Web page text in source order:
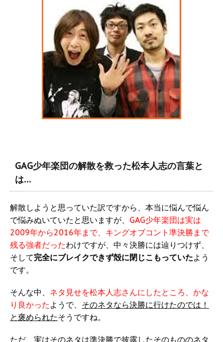
GAG少年楽団の解散を救った松本人志の言葉と
は…
解散しようと思っていた訳ですから、本当に悩んで悩ん
で悩みぬいていたと思いますが、 GAG少年楽団は実は
2009年から2016年まで、キングオブコント準決勝まで
残る強者だったわけですが、中々決勝には辿りつけず、
そして完全にブレイクできず殻に閉じこもっていたよう
です。
そんな中、 ネタ見せを松本人志さんにしたところ、かな
り良かった ようで、 そのネタなら決勝に行けたのでは！
と褒められたそうですね。
ただ、実はそのネタは準決勝で披露したそのもののネタ